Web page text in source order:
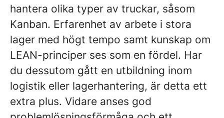
hantera olika typer av truckar, såsom
Kanban. Erfarenhet av arbete i stora
lager med högt tempo samt kunskap om
LEAN-principer ses som en fördel. Har
du dessutom gått en utbildning inom
logistik eller lagerhantering, är detta ett
extra plus. Vidare anses god